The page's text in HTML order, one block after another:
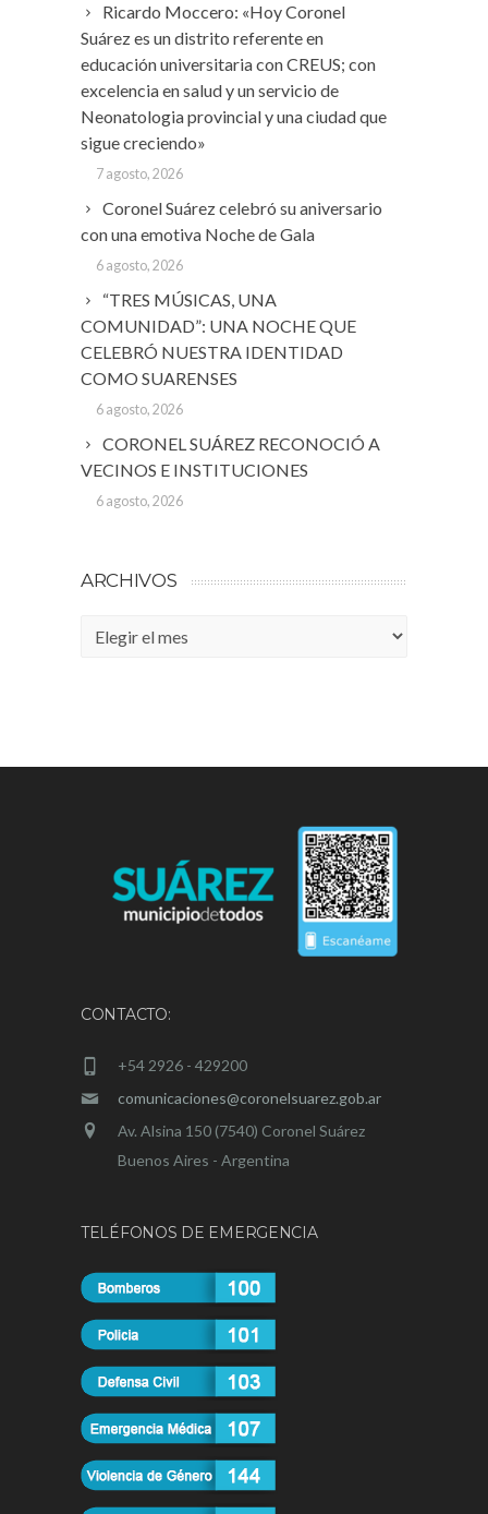
Ricardo Moccero: «Hoy Coronel
Suárez es un distrito referente en
educación universitaria con CREUS; con
excelencia en salud y un servicio de
Neonatologia provincial y una ciudad que
sigue creciendo»
7 agosto, 2026
Coronel Suárez celebró su aniversario
con una emotiva Noche de Gala
6 agosto, 2026
“TRES MÚSICAS, UNA
COMUNIDAD”: UNA NOCHE QUE
CELEBRÓ NUESTRA IDENTIDAD
COMO SUARENSES
6 agosto, 2026
CORONEL SUÁREZ RECONOCIÓ A
VECINOS E INSTITUCIONES
6 agosto, 2026
ARCHIVOS
Archivos
CONTACTO:
+54 2926 - 429200
comunicaciones@coronelsuarez.gob.ar
Av. Alsina 150 (7540) Coronel Suárez
Buenos Aires - Argentina
TELÉFONOS DE EMERGENCIA